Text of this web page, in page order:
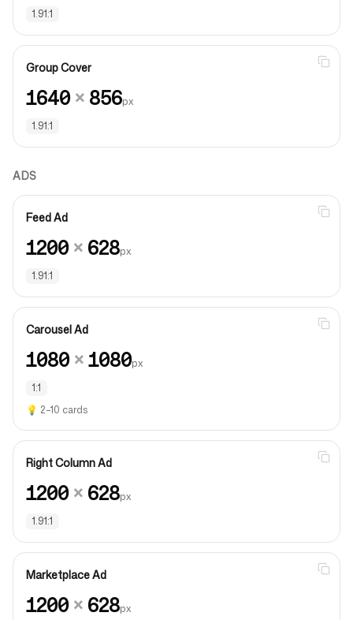
1.91:1
Group Cover
1640× 856px
1.91:1
ADS
Feed Ad
1200× 628px
1.91:1
Carousel Ad
1080×1080px
1:1
💡 2–10 cards
Right Column Ad
1200× 628px
1.91:1
Marketplace Ad
1200× 628px